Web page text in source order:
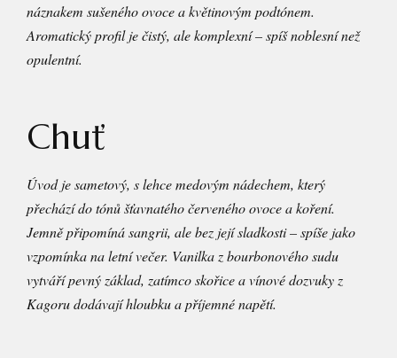
náznakem sušeného ovoce a květinovým podtónem.
Aromatický profil je čistý, ale komplexní – spíš noblesní než
opulentní.
Chuť
Úvod je sametový, s lehce medovým nádechem, který
přechází do tónů šťavnatého červeného ovoce a koření.
Jemně připomíná sangrii, ale bez její sladkosti – spíše jako
vzpomínka na letní večer. Vanilka z bourbonového sudu
vytváří pevný základ, zatímco skořice a vínové dozvuky z
Kagoru dodávají hloubku a příjemné napětí.